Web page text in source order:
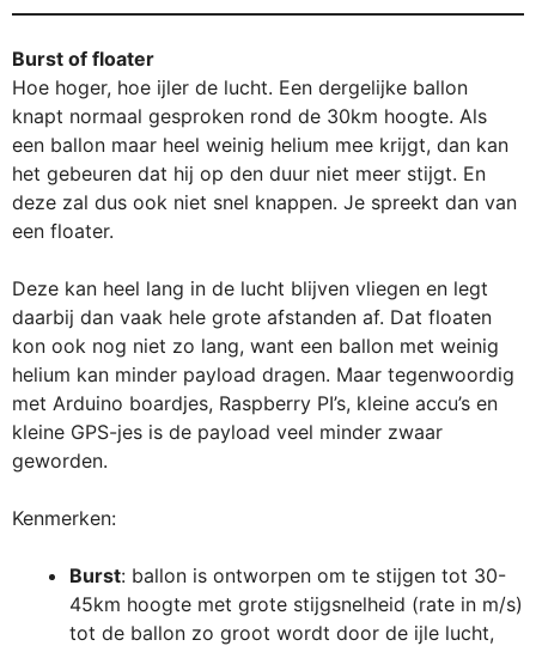
Burst of floater
Hoe hoger, hoe ijler de lucht. Een dergelijke ballon
knapt normaal gesproken rond de 30km hoogte. Als
een ballon maar heel weinig helium mee krijgt, dan kan
het gebeuren dat hij op den duur niet meer stijgt. En
deze zal dus ook niet snel knappen. Je spreekt dan van
een floater.
Deze kan heel lang in de lucht blijven vliegen en legt
daarbij dan vaak hele grote afstanden af. Dat floaten
kon ook nog niet zo lang, want een ballon met weinig
helium kan minder payload dragen. Maar tegenwoordig
met Arduino boardjes, Raspberry PI’s, kleine accu’s en
kleine GPS-jes is de payload veel minder zwaar
geworden.
Kenmerken:
Burst: ballon is ontworpen om te stijgen tot 30-
45km hoogte met grote stijgsnelheid (rate in m/s)
tot de ballon zo groot wordt door de ijle lucht,